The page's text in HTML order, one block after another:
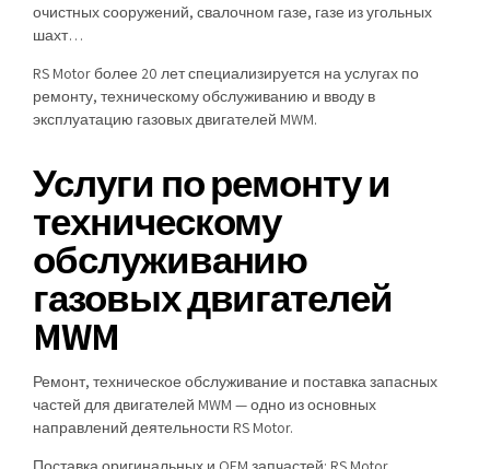
очистных сооружений, свалочном газе, газе из угольных
шахт…
RS Motor более 20 лет специализируется на услугах по
ремонту, техническому обслуживанию и вводу в
эксплуатацию газовых двигателей MWM.
Услуги по ремонту и
техническому
обслуживанию
газовых двигателей
MWM
Ремонт, техническое обслуживание и поставка запасных
частей для двигателей MWM — одно из основных
направлений деятельности RS Motor.